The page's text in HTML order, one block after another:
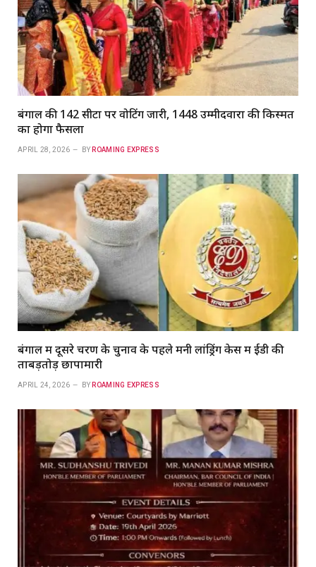
बंगाल की 142 सीटों पर वोटिंग जारी, 1448 उम्मीदवारों की किस्मत
का होगा फैसला
APRIL 28, 2026 BY ROAMING EXPRESS
बंगाल में दूसरे चरण के चुनाव के पहले मनी लांड्रिंग केस में ईडी की
ताबड़तोड़ छापामारी
APRIL 24, 2026 BY ROAMING EXPRESS